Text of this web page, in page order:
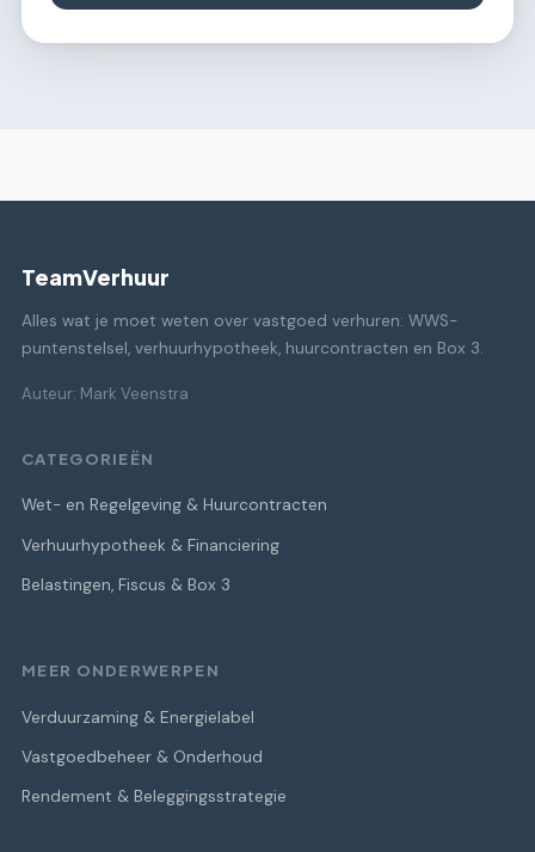
TeamVerhuur
Alles wat je moet weten over vastgoed verhuren: WWS-
puntenstelsel, verhuurhypotheek, huurcontracten en Box 3.
Auteur: Mark Veenstra
CATEGORIEËN
Wet- en Regelgeving & Huurcontracten
Verhuurhypotheek & Financiering
Belastingen, Fiscus & Box 3
MEER ONDERWERPEN
Verduurzaming & Energielabel
Vastgoedbeheer & Onderhoud
Rendement & Beleggingsstrategie